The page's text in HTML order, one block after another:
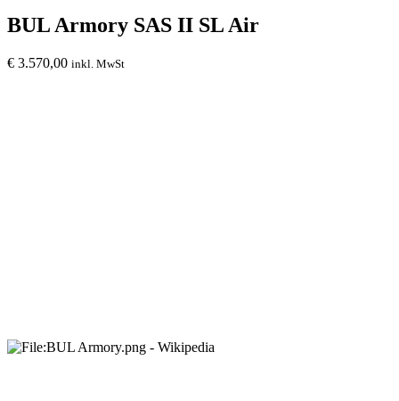
BUL Armory SAS II SL Air
€ 3.570,00 inkl. MwSt